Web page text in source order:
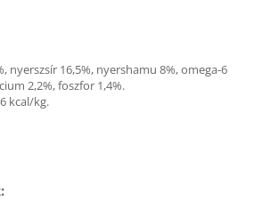
nyerszsír 16,5%, nyershamu 8%, omega-6
2,2%, foszfor 1,4%.
kcal/kg.